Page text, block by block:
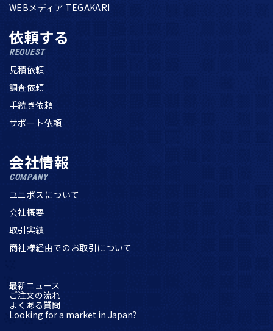
WEBメディア TEGAKARI
依頼する
REQUEST
見積依頼
調査依頼
手続き依頼
サポート依頼
会社情報
COMPANY
ユニポスについて
会社概要
取引実績
商社様経由でのお取引について
最新ニュース
ご注文の流れ
よくある質問
Looking for a market in Japan?